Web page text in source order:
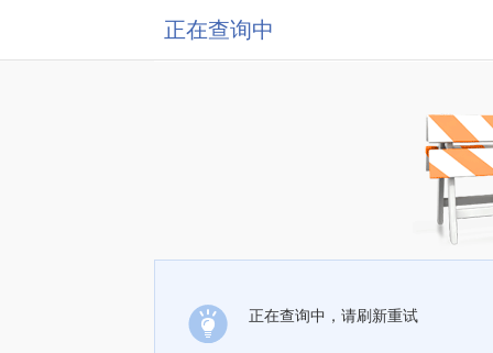
正在查询中
正在查询中，请刷新重试